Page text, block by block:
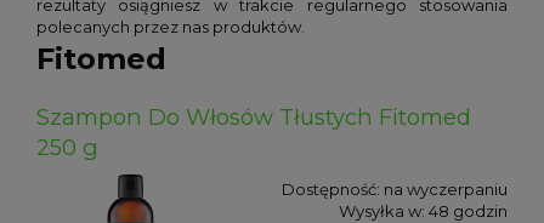
rezultaty osiągniesz w trakcie regularnego stosowania
polecanych przez nas produktów.
Fitomed
Szampon Do Włosów Tłustych Fitomed
250 g
Dostępność: na wyczerpaniu
Wysyłka w: 48 godzin